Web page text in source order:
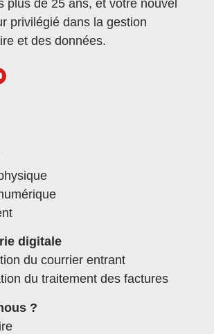
plus de 25 ans, et votre nouvel
privilégié dans la gestion
et des données.
digitale
du courrier entrant
du traitement des factures
?